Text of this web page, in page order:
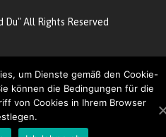
Du" All Rights Reserved
um Dienste gemäß den Cookie-
können die Bedingungen für die
von Cookies in Ihrem Browser